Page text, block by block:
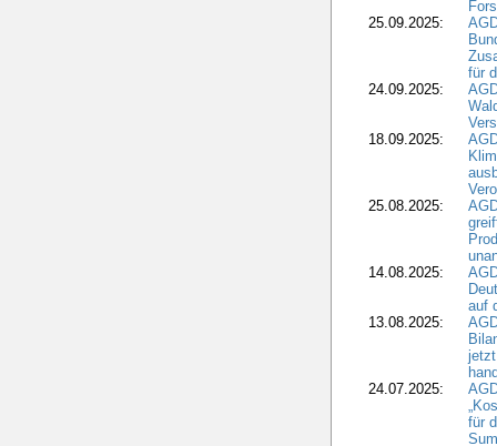
25.09.2025:
für
24.09.2025:
18.09.2025:
25.08.2025:
14.08.2025:
auf
13.08.2025:
24.07.2025:
für